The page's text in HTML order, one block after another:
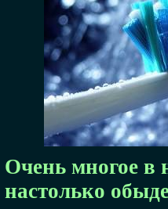
Очень многое в
настолько